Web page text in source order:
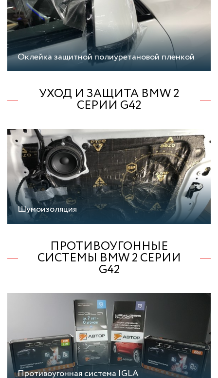
Оклейка защитной полиуретановой пленкой
УХОД И ЗАЩИТА BMW 2
СЕРИИ G42
Шумоизоляция
ПРОТИВОУГОННЫЕ
СИСТЕМЫ BMW 2 СЕРИИ
G42
Противоугонная система IGLA